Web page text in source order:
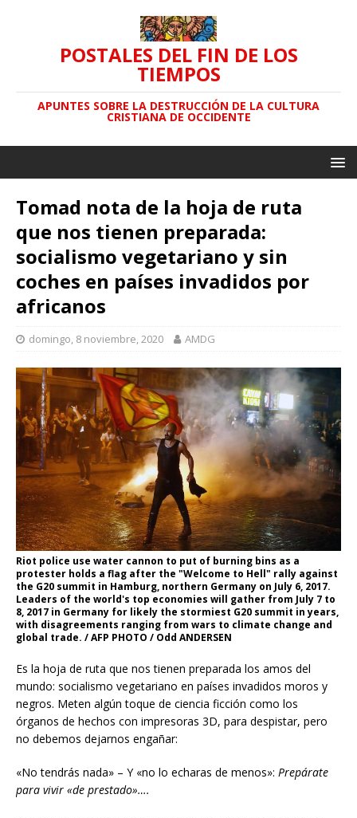
POSTALES DEL FIN DE LOS
TIEMPOS
APUNTES SOBRE LA DESTRUCCIÓN DE LA CULTURA
CRISTIANA DE OCCIDENTE
Tomad nota de la hoja de ruta
que nos tienen preparada:
socialismo vegetariano y sin
coches en países invadidos por
africanos
domingo, 8 noviembre, 2020 AMDG
Riot police use water cannon to put of burning bins as a
protester holds a flag after the "Welcome to Hell" rally against
the G20 summit in Hamburg, northern Germany on July 6, 2017.
Leaders of the world's top economies will gather from July 7 to
8, 2017 in Germany for likely the stormiest G20 summit in years,
with disagreements ranging from wars to climate change and
global trade. / AFP PHOTO / Odd ANDERSEN
Es la hoja de ruta que nos tienen preparada los amos del
mundo: socialismo vegetariano en países invadidos moros y
negros. Meten algún toque de ciencia ficción como los
órganos de hechos con impresoras 3D, para despistar, pero
no debemos dejarnos engañar:
«No tendrás nada» – Y «no lo echaras de menos»: Prepárate
para vivir «de prestado»….